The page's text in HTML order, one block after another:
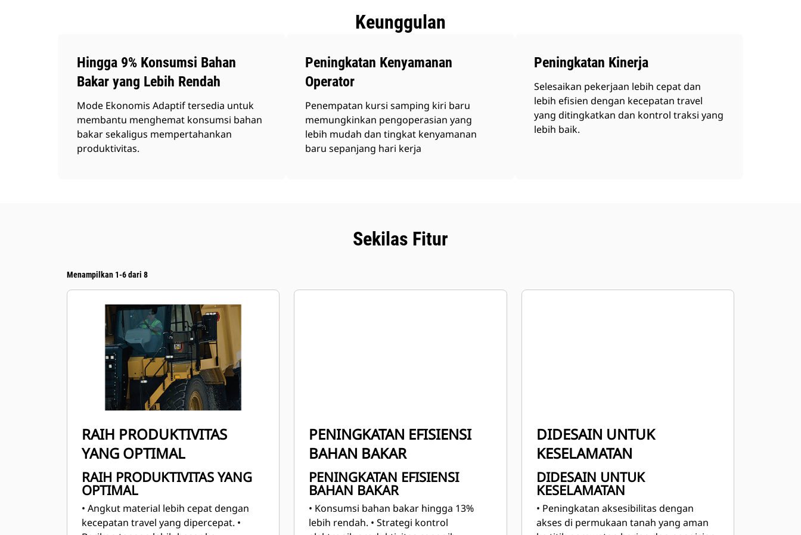
Keunggulan
Hingga 9% Konsumsi Bahan
Bakar yang Lebih Rendah
Mode Ekonomis Adaptif tersedia untuk
membantu menghemat konsumsi bahan
bakar sekaligus mempertahankan
produktivitas.
Peningkatan Kenyamanan
Operator
Penempatan kursi samping kiri baru
memungkinkan pengoperasian yang
lebih mudah dan tingkat kenyamanan
baru sepanjang hari kerja
Peningkatan Kinerja
Selesaikan pekerjaan lebih cepat dan
lebih efisien dengan kecepatan travel
yang ditingkatkan dan kontrol traksi yang
lebih baik.
Sekilas Fitur
Menampilkan 1-6 dari 8
RAIH PRODUKTIVITAS
YANG OPTIMAL
RAIH PRODUKTIVITAS YANG
OPTIMAL
• Angkut material lebih cepat dengan
kecepatan travel yang dipercepat. •
PENINGKATAN EFISIENSI
BAHAN BAKAR
PENINGKATAN EFISIENSI
BAHAN BAKAR
• Konsumsi bahan bakar hingga 13%
lebih rendah. • Strategi kontrol
DIDESAIN UNTUK
KESELAMATAN
DIDESAIN UNTUK
KESELAMATAN
• Peningkatan aksesibilitas dengan
akses di permukaan tanah yang aman